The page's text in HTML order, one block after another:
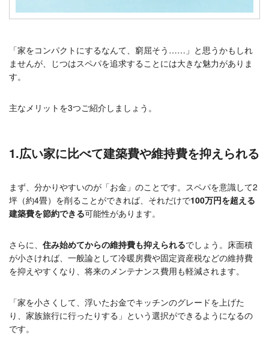
「家をコンパクトにするなんて、窮屈そう……」と思うかもしれ
ませんが、じつはスペパを追求することには大きな魅力がありま
す。
主なメリットを3つご紹介しましょう。
1.広い家に比べて建築費や維持費を抑えられる
まず、分かりやすいのが「お金」のことです。スペパを意識して2
坪（約4畳）を削ることができれば、それだけで100万円を超える
建築費を節約できる可能性があります。
さらに、 住み始めてからの維持費も抑えられるでしょう。床面積
が小さければ、一般論として冷暖房費や固定資産税などの維持費
を抑えやすくなり、将来のメンテナンス費用も軽減されます。
「家を小さくして、浮いたお金でキッチンのグレードを上げた
り、家族旅行に行ったりする」という選択ができるようになるの
です。